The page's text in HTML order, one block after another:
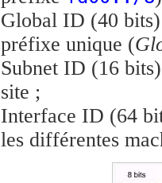
Global ID (40
préfixe unique (
Subnet ID (16
site ;
Interface ID (64
les différentes